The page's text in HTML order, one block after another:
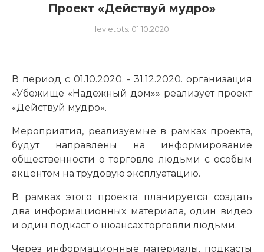
Проект «Действуй мудро»
Ievietots: 01.10.2020
В период с 01.10.2020. - 31.12.2020. организация
«Убежище «Надежный дом»» реализует проект
«Действуй мудро».
Мероприятия, реализуемые в рамках проекта,
будут направлены на информирование
общественности о торговле людьми с особым
акцентом на трудовую эксплуатацию.
В рамках этого проекта планируется создать
два информационных материала, один видео
и один подкаст о нюансах торговли людьми.
Через информационные материалы, подкасты